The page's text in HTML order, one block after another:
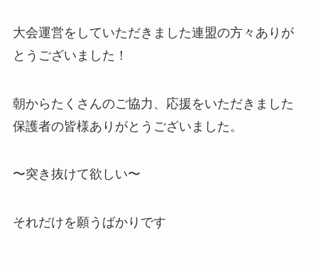
大会運営をしていただきました連盟の方々ありが
とうございました！
朝からたくさんのご協力、応援をいただきました
保護者の皆様ありがとうございました。
〜突き抜けて欲しい〜
それだけを願うばかりです